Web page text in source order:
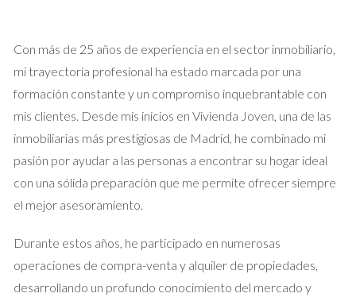
Investiga propiedades similares:Analiza el precio de
venta de viviendas comparables en tu área, prestando
atención a las características, tamaño y ubicación.
Un agente inmobiliario con
experiencia puede proporcionar un análisis comparativo
de mercado (CMA) que te ayude a determinar un rango
de precios realista.
demanda actual en tu zona, la disponibilidad de
venta.
Evalúa las condiciones de la vivienda: Ten en cuenta el
estado de tu casa, sus mejoras y características únicas
Con más de 25 años de experiencia en el sector inmobiliario,
mi trayectoria profesional ha estado marcada por una
formación constante y un compromiso inquebrantable con
mis clientes. Desde mis inicios en Vivienda Joven, una de las
inmobiliarias más prestigiosas de Madrid, he combinado mi
pasión por ayudar a las personas a encontrar su hogar ideal
con una sólida preparación que me permite ofrecer siempre
el mejor asesoramiento.
Durante estos años, he participado en numerosas
operaciones de compra-venta y alquiler de propiedades,
desarrollando un profundo conocimiento del mercado y